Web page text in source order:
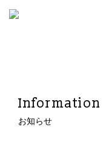
Information
お知らせ